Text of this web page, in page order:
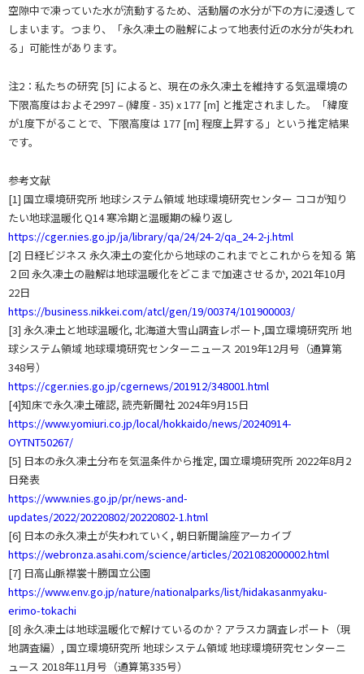
空隙中で凍っていた水が流動するため、活動層の水分が下の方に浸透して
しまいます。つまり、「永久凍土の融解によって地表付近の水分が失われ
る」可能性があります。
注2：私たちの研究 [5] によると、現在の永久凍土を維持する気温環境の
下限高度はおよそ2997 – (緯度 - 35) x 177 [m] と推定されました。「緯度
が1度下がることで、下限高度は 177 [m] 程度上昇する」という推定結果
です。
参考文献
[1] 国立環境研究所 地球システム領域 地球環境研究センター ココが知り
たい地球温暖化 Q14 寒冷期と温暖期の繰り返し
https://cger.nies.go.jp/ja/library/qa/24/24-2/qa_24-2-j.html
[2] 日経ビジネス 永久凍土の変化から地球のこれまでとこれからを知る 第
２回 永久凍土の融解は地球温暖化をどこまで加速させるか, 2021年10月
22日
https://business.nikkei.com/atcl/gen/19/00374/101900003/
[3] 永久凍土と地球温暖化, 北海道大雪山調査レポート,国立環境研究所 地
球システム領域 地球環境研究センターニュース 2019年12月号（通算第
348号）
https://cger.nies.go.jp/cgernews/201912/348001.html
[4]知床で永久凍土確認, 読売新聞社 2024年9月15日
https://www.yomiuri.co.jp/local/hokkaido/news/20240914-
OYTNT50267/
[5] 日本の永久凍土分布を気温条件から推定, 国立環境研究所 2022年8月2
日発表
https://www.nies.go.jp/pr/news-and-
updates/2022/20220802/20220802-1.html
[6] 日本の永久凍土が失われていく, 朝日新聞論座アーカイブ
https://webronza.asahi.com/science/articles/2021082000002.html
[7] 日高山脈襟裳十勝国立公園
https://www.env.go.jp/nature/nationalparks/list/hidakasanmyaku-
erimo-tokachi
[8] 永久凍土は地球温暖化で解けているのか？アラスカ調査レポート（現
地調査編）, 国立環境研究所 地球システム領域 地球環境研究センターニ
ュース 2018年11月号（通算第335号）